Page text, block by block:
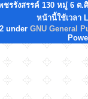
ชรรังสรรค์ 130 หมู่ 6
หน้านี้ใช้เวลา
under GNU General